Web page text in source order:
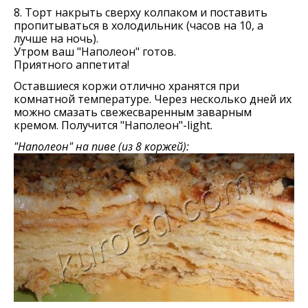
8. Торт накрыть сверху колпаком и поставить
пропитываться в холодильник (часов на 10, а
лучше на ночь).
Утром ваш "Наполеон" готов.
Приятного аппетита!
Оставшиеся коржи отлично хранятся при
комнатной температуре. Через несколько дней их
можно смазать свежесваренным заварным
кремом. Получится "Наполеон"-light.
"Наполеон" на пиве (из 8 коржей):